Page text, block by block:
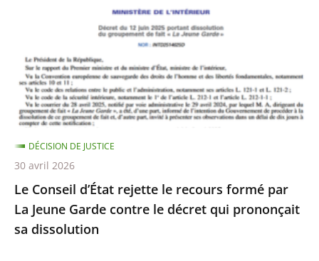
formé
par
La
Jeune
Garde
contre
le
décret
qui
Le Conseil d’État rejette le recours formé par
La Jeune Garde contre le décret qui prononçait
sa dissolution
DÉCISION DE JUSTICE
30 avril 2026